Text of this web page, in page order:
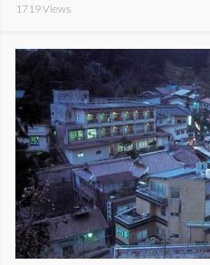
1719Views